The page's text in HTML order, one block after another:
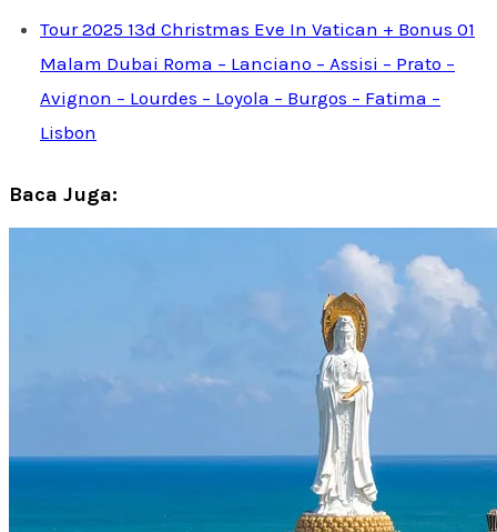
Tour 2025 13d Christmas Eve In Vatican + Bonus 01
Malam Dubai Roma – Lanciano – Assisi – Prato –
Avignon – Lourdes – Loyola – Burgos – Fatima –
Lisbon
Baca Juga: